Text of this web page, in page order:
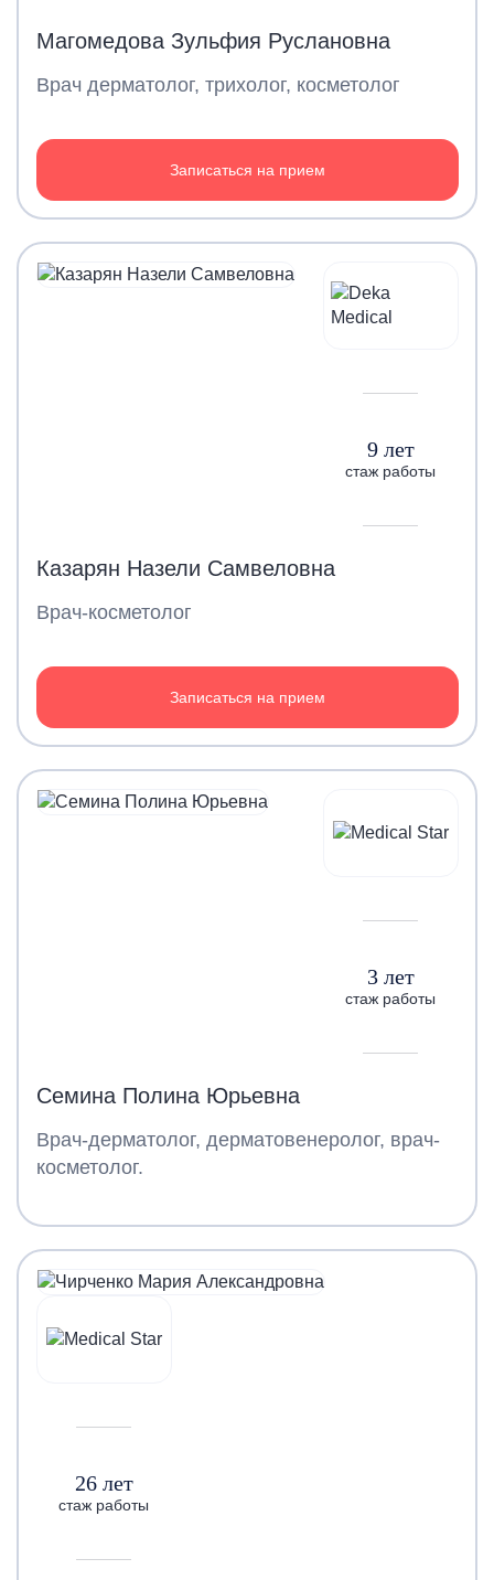
Магомедова Зульфия Руслановна
Врач дерматолог, трихолог, косметолог
Записаться на прием
9 лет
стаж работы
Казарян Назели Самвеловна
Врач-косметолог
Записаться на прием
3 лет
стаж работы
Семина Полина Юрьевна
Врач-дерматолог, дерматовенеролог, врач-
косметолог.
26 лет
стаж работы